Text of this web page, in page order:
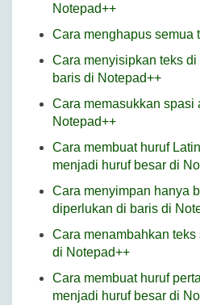
Notepad++
Cara menghapus semua
Cara menyisipkan teks
baris di Notepad++
Cara memasukkan spasi
Notepad++
Cara membuat huruf
menjadi huruf besar di
Cara menyimpan hanya
diperlukan di baris di
Cara menambahkan
di Notepad++
Cara membuat huruf
menjadi huruf besar di